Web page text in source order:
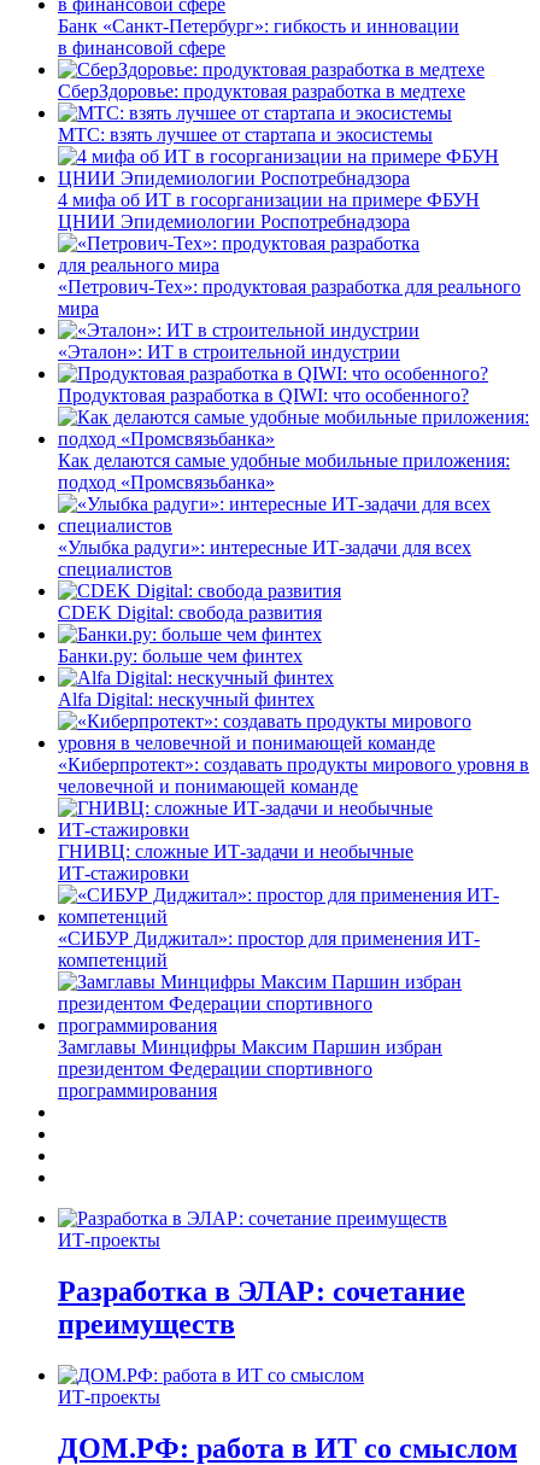
Банк «Санкт-Петербург»: гибкость и инновации
в финансовой сфере
СберЗдоровье: продуктовая разработка в медтехе
МТС: взять лучшее от стартапа и экосистемы
4 мифа об ИТ в госорганизации на примере ФБУН
ЦНИИ Эпидемиологии Роспотребнадзора
«Петрович-Тех»: продуктовая разработка для реального
мира
«Эталон»: ИТ в строительной индустрии
Продуктовая разработка в QIWI: что особенного?
Как делаются самые удобные мобильные приложения:
подход «Промсвязьбанка»
«Улыбка радуги»: интересные ИТ-задачи для всех
специалистов
CDEK Digital: свобода развития
Банки.ру: больше чем финтех
Alfa Digital: нескучный финтех
«Киберпротект»: создавать продукты мирового уровня в
человечной и понимающей команде
ГНИВЦ: сложные ИТ‑задачи и необычные
ИТ‑стажировки
«СИБУР Диджитал»: простор для применения ИТ-
компетенций
Замглавы Минцифры Максим Паршин избран
президентом Федерации спортивного
программирования
ИТ-проекты
Разработка в ЭЛАР: сочетание
преимуществ
ИТ-проекты
ДОМ.РФ: работа в ИТ со смыслом